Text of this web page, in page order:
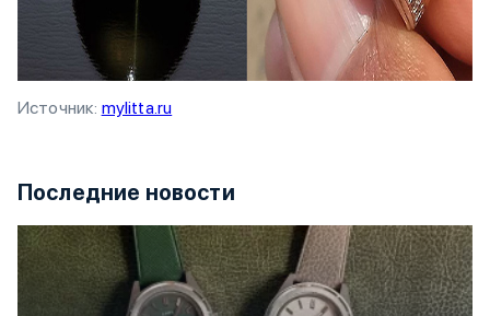
Источник: mylitta.ru
Последние новости